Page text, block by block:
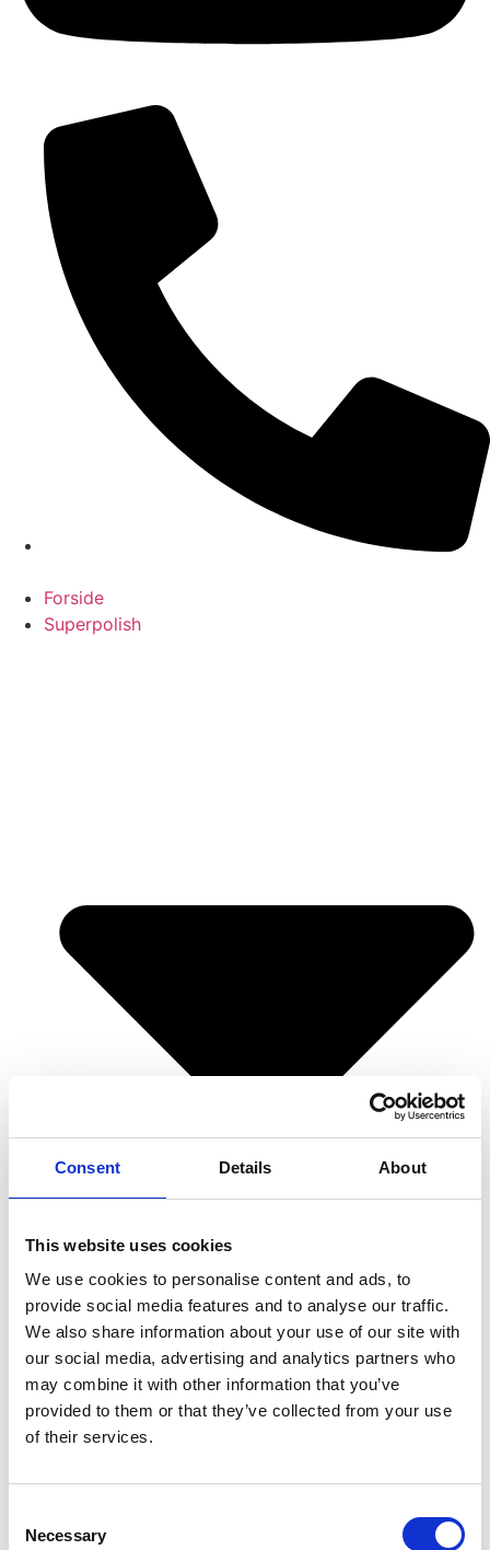
Consent Details About
This website uses cookies
We use cookies to personalise content and ads, to
provide social media features and to analyse our traffic.
We also share information about your use of our site with
our social media, advertising and analytics partners who
may combine it with other information that you’ve
provided to them or that they’ve collected from your use
of their services.
Selection
Necessary
Forside
Superpolish
Superpolish
Spørgsmål og svar
Superpolish på bilen
Superpolish på båden
Superpolish i hjemmet